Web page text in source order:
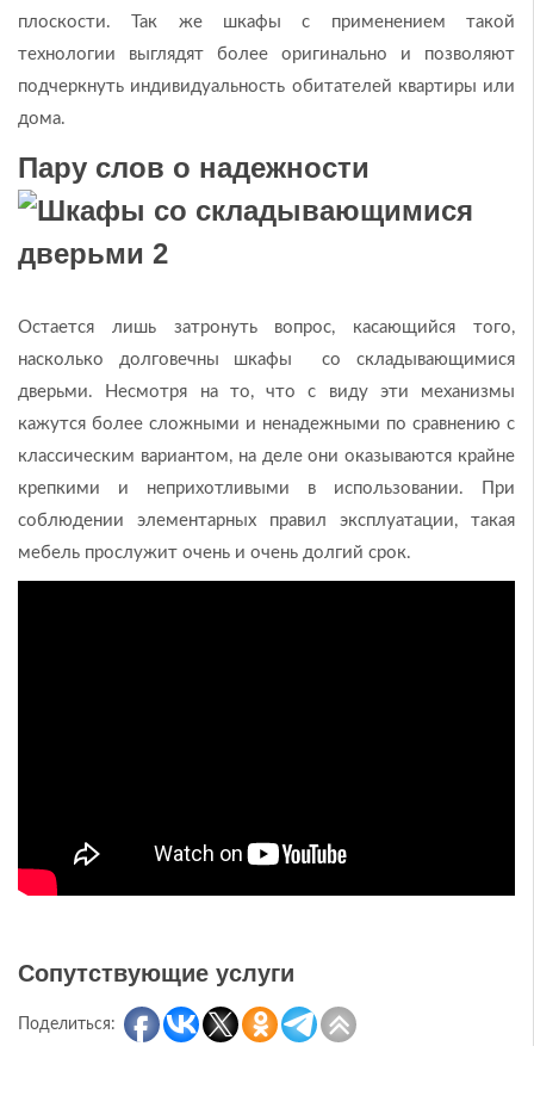
плоскости. Так же шкафы с применением такой
технологии выглядят более оригинально и позволяют
подчеркнуть индивидуальность обитателей квартиры или
дома.
Пару слов о надежности
Остается лишь затронуть вопрос, касающийся того,
насколько долговечны шкафы со складывающимися
дверьми. Несмотря на то, что с виду эти механизмы
кажутся более сложными и ненадежными по сравнению с
классическим вариантом, на деле они оказываются крайне
крепкими и неприхотливыми в использовании. При
соблюдении элементарных правил эксплуатации, такая
мебель прослужит очень и очень долгий срок.
Сопутствующие услуги
Поделиться: